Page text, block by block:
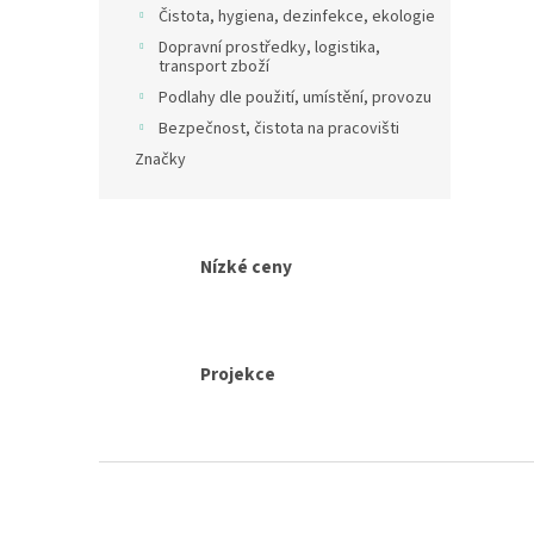
Čistota, hygiena, dezinfekce, ekologie
Dopravní prostředky, logistika,
transport zboží
Podlahy dle použití, umístění, provozu
Bezpečnost, čistota na pracovišti
Značky
Nízké ceny
Projekce